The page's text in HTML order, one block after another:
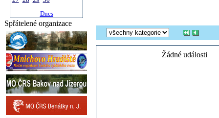
Dnes
Spřátelené organizace
Žádné události